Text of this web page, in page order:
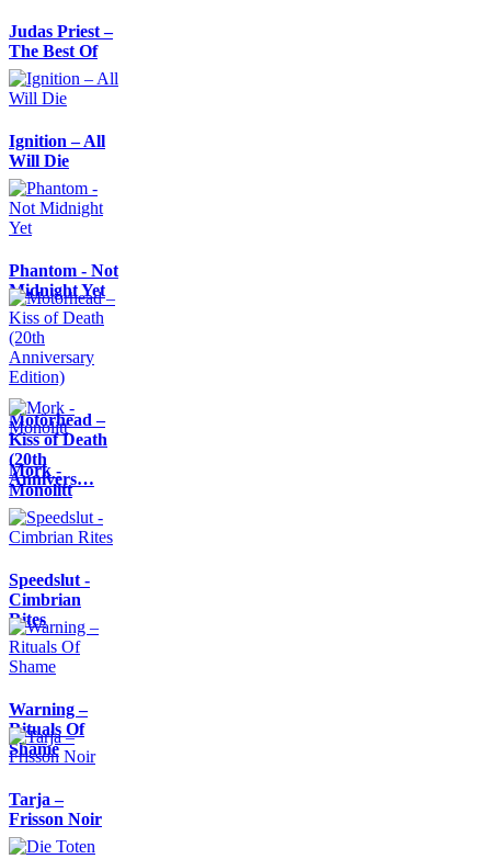
Judas Priest –
The Best Of
Ignition – All
Will Die
Phantom - Not
Midnight Yet
Motörhead –
Kiss of Death
(20th
Annivers…
Mork -
Monolitt
Speedslut -
Cimbrian
Rites
Warning –
Rituals Of
Shame
Tarja –
Frisson Noir